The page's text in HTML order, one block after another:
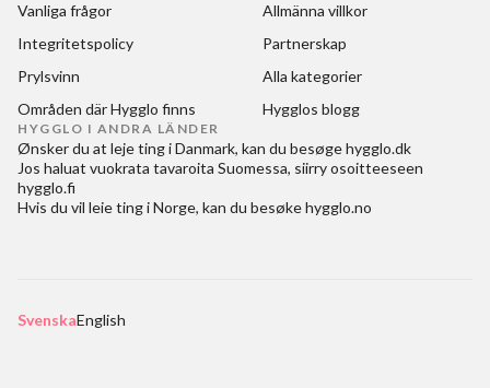
Vanliga frågor
Allmänna villkor
Integritetspolicy
Partnerskap
Prylsvinn
Alla kategorier
Områden där Hygglo finns
Hygglos blogg
HYGGLO I ANDRA LÄNDER
Ønsker du at leje ting i Danmark, kan du besøgehygglo.dk
Jos haluat vuokrata tavaroita Suomessa, siirry osoitteeseen
hygglo.fi
Hvis du vil leie ting i Norge, kan du besøkehygglo.no
SvenskaEnglish